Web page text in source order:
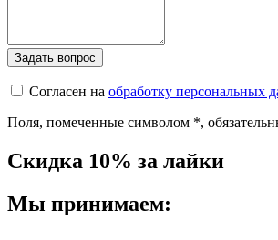
Согласен на обработку персональных
Поля, помеченные символом *,
Скидка 10% за лайки
Мы принимаем: